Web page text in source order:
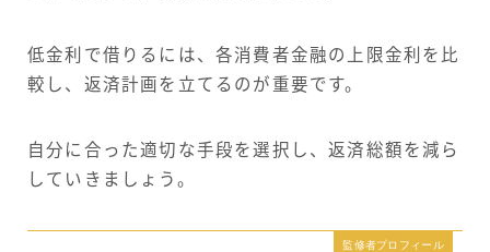
低金利で借りるには、各消費者金融の上限金利を比
較し、返済計画を立てるのが重要です。
自分に合った適切な手段を選択し、返済総額を減ら
していきましょう。
監修者プロフィール